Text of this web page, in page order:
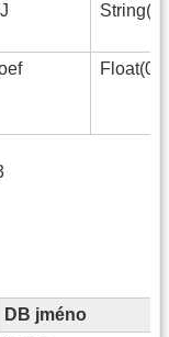
Float(0)
DB jméno